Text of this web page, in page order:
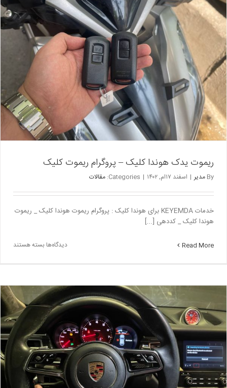
ریموت یدک هوندا کلیک – پروگرام ریموت کلیک
By مدیر | اسفند ۱۷ام, ۱۴۰۲ |
Categories: مقالات
خدمات KEYEMDA برای هوندا کلیک : پروگرام ریموت هوندا کلیک _ ریموت
هوندا کلیک _ کددهی [...]
Read More دیدگاه‌ها برای
کلیک
–
پروگرام
ریموت
کلیک
بسته هستند